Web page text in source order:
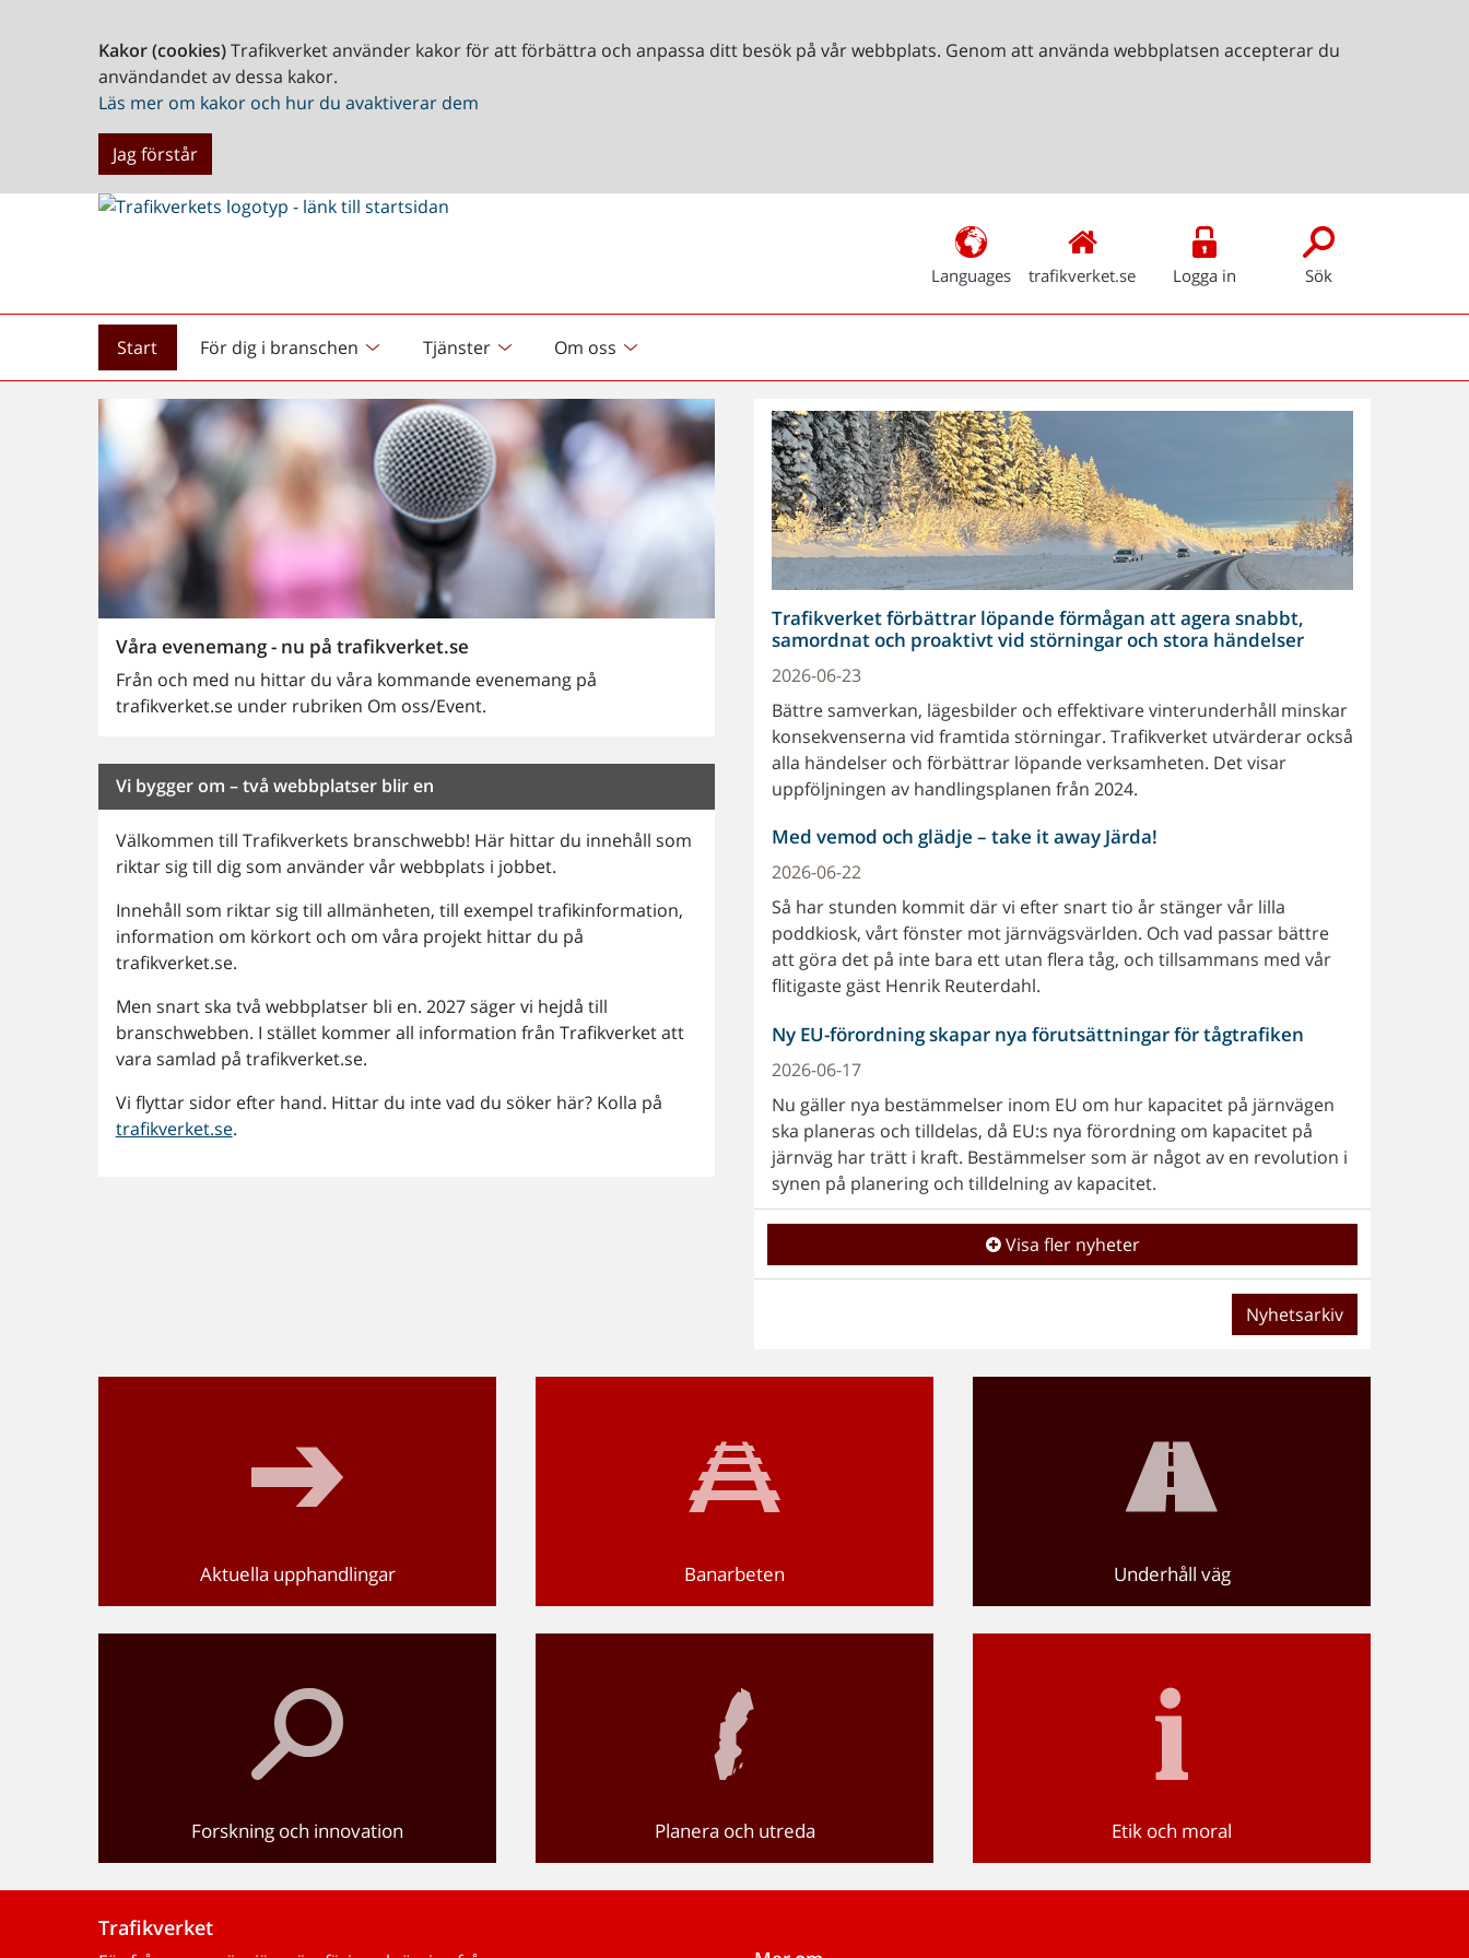
Kakor (cookies)Trafikverket använder kakor för att förbättra och anpassa ditt besök på vår webbplats. Genom att använda webbplatsen accepterar du
användandet av dessa kakor.
Läs mer om kakor och hur du avaktiverar dem
Jag förstår
Languages trafikverket.se Logga in Sök
Start
Startsida För dig i branschen Tjänster Om oss
Våra evenemang - nu på trafikverket.se
Från och med nu hittar du våra kommande evenemang på
trafikverket.se under rubriken Om oss/Event.
Vi bygger om – två webbplatser blir en
Välkommen till Trafikverkets branschwebb! Här hittar du innehåll som
riktar sig till dig som använder vår webbplats i jobbet.
Innehåll som riktar sig till allmänheten, till exempel trafikinformation,
information om körkort och om våra projekt hittar du på
trafikverket.se.
Men snart ska två webbplatser bli en. 2027 säger vi hejdå till
branschwebben. I stället kommer all information från Trafikverket att
vara samlad på trafikverket.se.
Vi flyttar sidor efter hand. Hittar du inte vad du söker här? Kolla på
trafikverket.se.
Trafikverket förbättrar löpande förmågan att agera snabbt,
samordnat och proaktivt vid störningar och stora händelser
2026-06-23
Bättre samverkan, lägesbilder och effektivare vinterunderhåll minskar
konsekvenserna vid framtida störningar. Trafikverket utvärderar också
alla händelser och förbättrar löpande verksamheten. Det visar
uppföljningen av handlingsplanen från 2024.
Med vemod och glädje – take it away Järda!
2026-06-22
Så har stunden kommit där vi efter snart tio år stänger vår lilla
poddkiosk, vårt fönster mot järnvägsvärlden. Och vad passar bättre
att göra det på inte bara ett utan flera tåg, och tillsammans med vår
flitigaste gäst Henrik Reuterdahl.
Ny EU-förordning skapar nya förutsättningar för tågtrafiken
2026-06-17
Nu gäller nya bestämmelser inom EU om hur kapacitet på järnvägen
ska planeras och tilldelas, då EU:s nya förordning om kapacitet på
järnväg har trätt i kraft. Bestämmelser som är något av en revolution i
synen på planering och tilldelning av kapacitet.
Visa fler nyheter
Nyhetsarkiv
Aktuella upphandlingar Banarbeten Underhåll väg
Forskning och innovation Planera och utreda Etik och moral
Trafikverket